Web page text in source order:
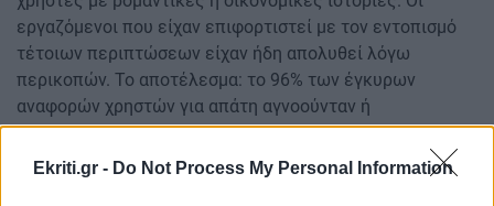
Ekriti.gr - Do Not Process My Personal Information
εργαζόμενοι που είχαν επιφορτιστεί με τον εντοπισμό
τέτοιων περιπτώσεων είχαν ήδη απολυθεί λόγω
περικοπών. Το αποτέλεσμα: το 96% των έγκυρων
αναφορών χρηστών για απάτη αγνοούνταν ή
απορρίπτονταν λανθασμένα μπορεί και εσκεμμένα…